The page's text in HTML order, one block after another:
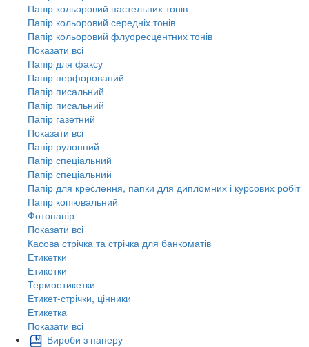
Папір кольоровий пастельних тонів
Папір кольоровий середніх тонів
Папір кольоровий флуоресцентних тонів
Показати всі
Папір для факсу
Папір перфорований
Папір писальний
Папір писальний
Папір газетний
Показати всі
Папір рулонний
Папір спеціальний
Папір спеціальний
Папір для креслення, папки для дипломних і курсових робіт
Папір копіювальний
Фотопапір
Показати всі
Касова стрічка та стрічка для банкоматів
Етикетки
Етикетки
Термоетикетки
Етикет-стрічки, цінники
Етикетка
Показати всі
Вироби з паперу